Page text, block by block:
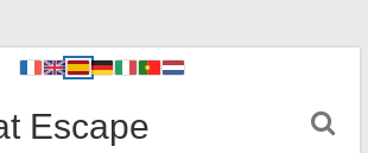
Escape